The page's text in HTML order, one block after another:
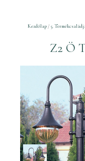
Kezdőlap / 5.
Z2 Ö